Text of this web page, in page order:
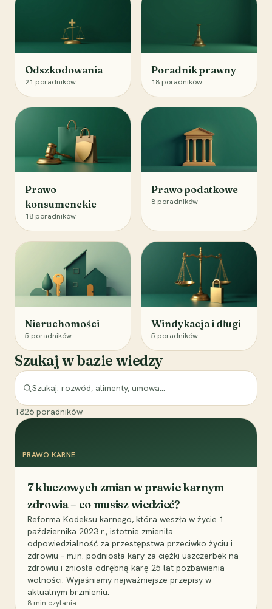
Odszkodowania
21 poradników
Poradnik prawny
18 poradników
Prawo
konsumenckie
18 poradników
Prawo podatkowe
8 poradników
Nieruchomości
5 poradników
Windykacja i długi
5 poradników
Szukaj w bazie wiedzy
1826 poradników
PRAWO KARNE
7 kluczowych zmian w prawie karnym
zdrowia – co musisz wiedzieć?
Reforma Kodeksu karnego, która weszła w życie 1
października 2023 r., istotnie zmieniła
odpowiedzialność za przestępstwa przeciwko życiu i
zdrowiu – m.in. podniosła kary za ciężki uszczerbek na
zdrowiu i zniosła odrębną karę 25 lat pozbawienia
wolności. Wyjaśniamy najważniejsze przepisy w
aktualnym brzmieniu.
8 min czytania